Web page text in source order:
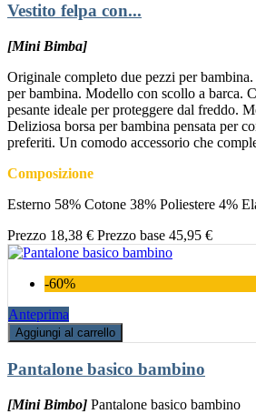
Vestito felpa con...
[Mini Bimba]
Originale completo due pezzi per
per bambina. Modello con scollo a barca.
pesante ideale per proteggere dal freddo.
Deliziosa borsa per bambina pensata per
preferiti. Un comodo accessorio che
Composizione
Esterno 58% Cotone 38% Poliestere 4%
Prezzo 18,38 € Prezzo base 45,95 €
-60%
Anteprima
Aggiungi al carrello
Pantalone basico bambino
[Mini Bimbo] Pantalone basico bambino